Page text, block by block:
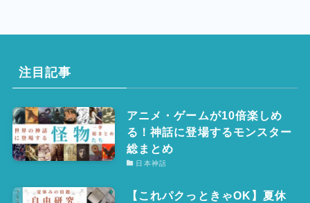
注目記事
アニメ・ゲームが10倍楽しめ
る！神話に登場するモンスター
総まとめ
日本神話
【これパクっときゃOK】夏休